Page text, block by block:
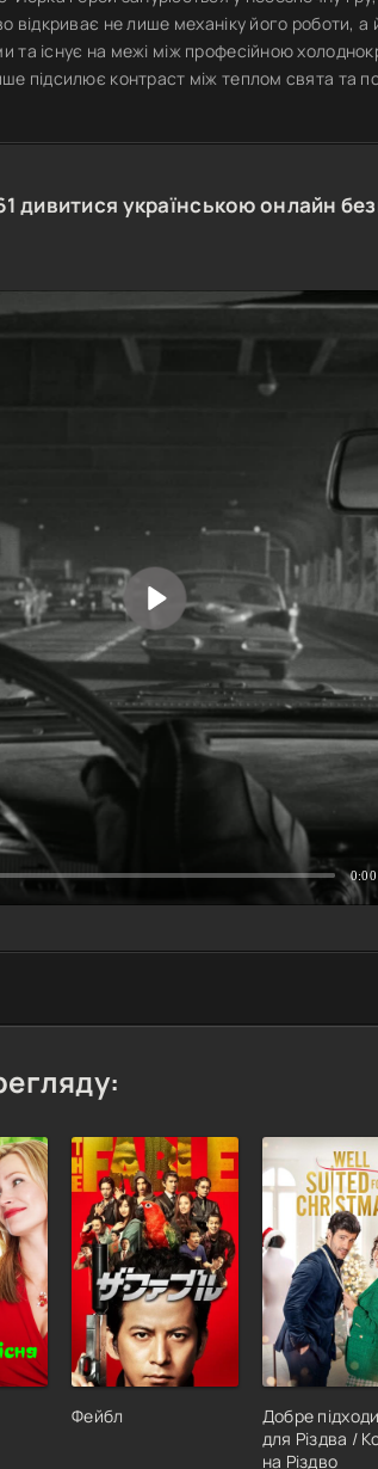
відкриває не лише механіку його роботи,
існує на межі між професійною
підсилює контраст між теплом свята та
дивитися українською онлайн
Фейбл
Добре
для Різдва /
на Різдво